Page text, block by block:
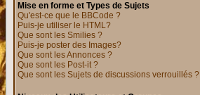
Mise en forme et Types de Sujets
Qu'est-ce que le BBCode ?
Puis-je utiliser le HTML?
Que sont les Smilies ?
Puis-je poster des Images?
Que sont les Annonces ?
Que sont les Post-it ?
Que sont les Sujets de discussions verrouillés ?